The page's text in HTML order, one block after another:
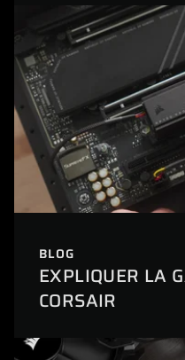
BLOG
EXPLIQUER LA
CORSAIR